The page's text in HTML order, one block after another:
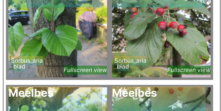
Sorbus_aria
blad
Fullscreen view
Sorbus_aria
blad
Fullscreen view
Meelbes Meelbes